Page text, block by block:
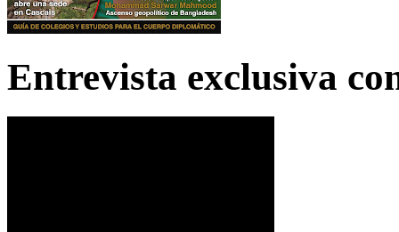
Entrevista exclusiva